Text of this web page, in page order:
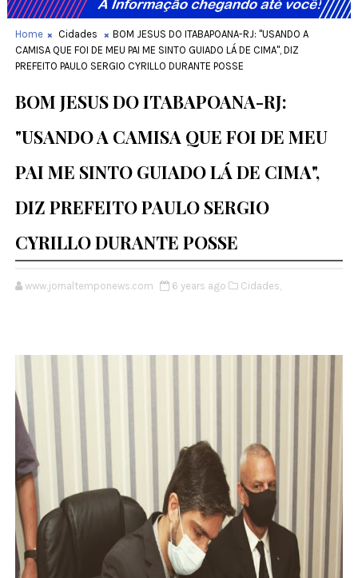
Home Cidades
BOM JESUS DO ITABAPOANA-RJ: "USANDO A
CAMISA QUE FOI DE MEU PAI ME SINTO GUIADO LÁ DE CIMA", DIZ
PREFEITO PAULO SERGIO CYRILLO DURANTE POSSE
BOM JESUS DO ITABAPOANA-RJ:
"USANDO A CAMISA QUE FOI DE MEU
PAI ME SINTO GUIADO LÁ DE CIMA",
DIZ PREFEITO PAULO SERGIO
CYRILLO DURANTE POSSE
www.jornaltemponews.com 6 years ago Cidades,